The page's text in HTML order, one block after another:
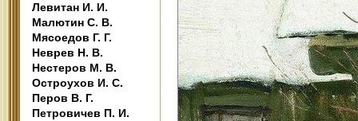
Левитан И. И.
Малютин С. В.
Мясоедов Г. Г.
Неврев Н. В.
Нестеров М. В.
Остроухов И. С.
Перов В. Г.
Петровичев П. И.